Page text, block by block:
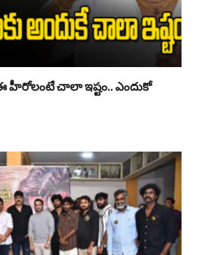
హీరోలంటే చాలా ఇష్టం.. ఎందుకో